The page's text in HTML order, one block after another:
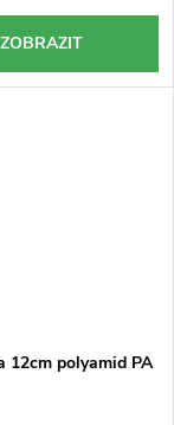
ZOBRAZIT
12cm polyamid PA